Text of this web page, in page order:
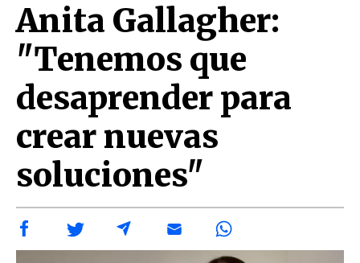
Anita Gallagher:
"Tenemos que
desaprender para
crear nuevas
soluciones"